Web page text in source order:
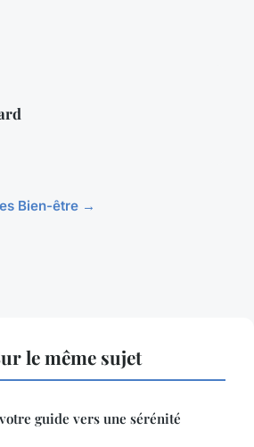
Bien-être →
le même sujet
guide vers une sérénité